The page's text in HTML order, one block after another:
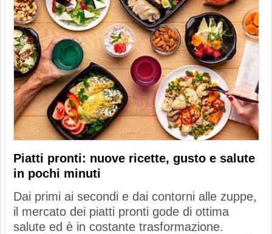
Piatti pronti: nuove ricette, gusto e salute
in pochi minuti
Dai primi ai secondi e dai contorni alle zuppe,
il mercato dei piatti pronti gode di ottima
salute ed è in costante trasformazione.